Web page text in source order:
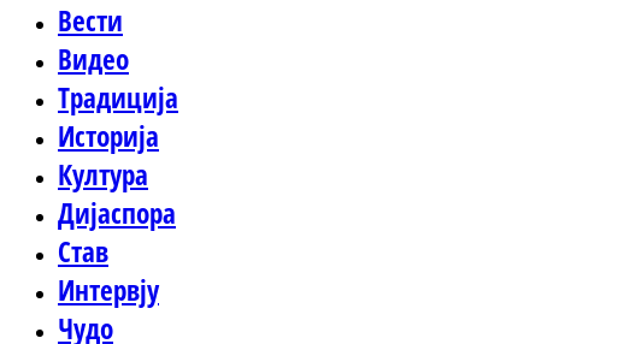
Вести
Видео
Традиција
Историја
Култура
Дијаспора
Став
Интервју
Чудо